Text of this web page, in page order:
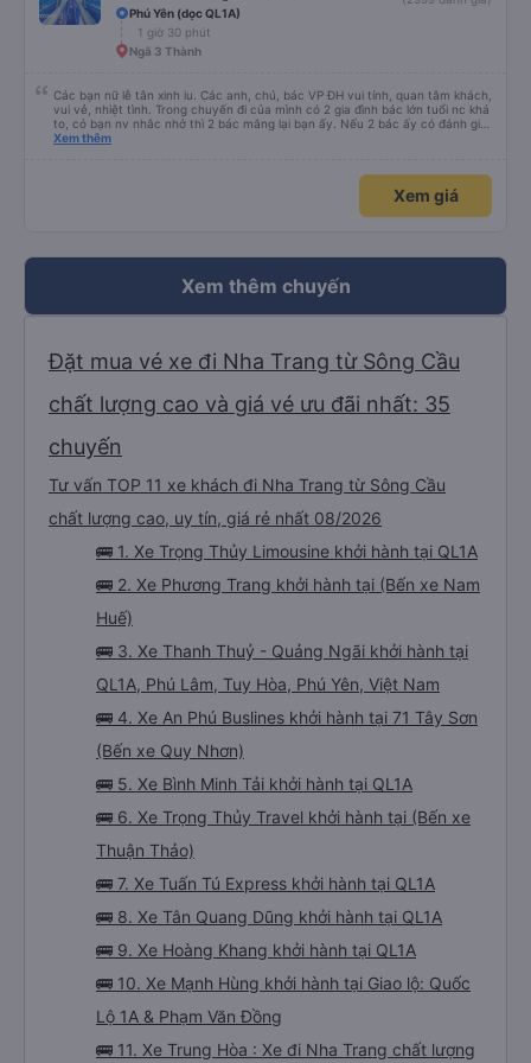
Phú Yên (dọc QL1A)
1 giờ 30 phút
Ngã 3 Thành
Các bạn nữ lễ tân xinh iu. Các anh, chú, bác VP ĐH vui tính, quan tâm khách,
vui vẻ, nhiệt tình. Trong chuyến đi của mình có 2 gia đình bác lớn tuổi nc khá
to, có bạn nv nhắc nhở thì 2 bác mắng lại bạn ấy. Nếu 2 bác ấy có đánh giá
xấu thì mình ngược lại nha. Bạn ấy nhắc nhở rất đúng. 2 bác nói rất to. To
bạn ấy nha. Nếu bạn ấy bị trừ thì bảo bạn ấy liên hệ sđt của mình, mình hỗ
trợ ạ. Số mình đuôi 666, chuyến ĐH-NT ngày 16/1. À các bạn nữ lễ tân xinh
iu còn đổi cho mình phòng đơn sang đôi xong còn note là (một mình) yêu
Xem thêm
Xem giá
Xem thêm chuyến
Đặt mua vé xe đi Nha Trang từ Sông Cầu
chất lượng cao và giá vé ưu đãi nhất: 35
chuyến
Tư vấn TOP 11 xe khách đi Nha Trang từ Sông Cầu
chất lượng cao, uy tín, giá rẻ nhất 08/2026
🚌 1. Xe Trọng Thủy Limousine khởi hành tại QL1A
🚌 2. Xe Phương Trang khởi hành tại (Bến xe Nam
Huế)
🚌 3. Xe Thanh Thuỷ - Quảng Ngãi khởi hành tại
QL1A, Phú Lâm, Tuy Hòa, Phú Yên, Việt Nam
🚌 4. Xe An Phú Buslines khởi hành tại 71 Tây Sơn
(Bến xe Quy Nhơn)
🚌 5. Xe Bình Minh Tải khởi hành tại QL1A
🚌 6. Xe Trọng Thủy Travel khởi hành tại (Bến xe
Thuận Thảo)
🚌 7. Xe Tuấn Tú Express khởi hành tại QL1A
🚌 8. Xe Tân Quang Dũng khởi hành tại QL1A
🚌 9. Xe Hoàng Khang khởi hành tại QL1A
🚌 10. Xe Mạnh Hùng khởi hành tại Giao lộ: Quốc
Lộ 1A & Phạm Văn Đồng
🚌 11. Xe Trung Hòa : Xe đi Nha Trang chất lượng